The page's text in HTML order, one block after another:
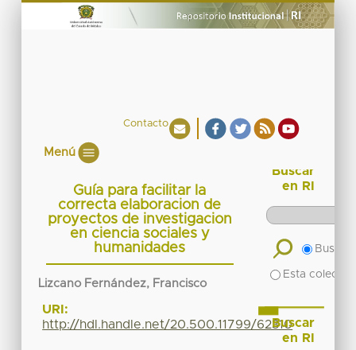
Contacto
Menú
Guía para facilitar la
correcta elaboracion de
proyectos de investigacion
en ciencia sociales y
humanidades
Lizcano Fernández, Francisco
URI:
http://hdl.handle.net/20.500.11799/62310
Buscar
en RI
Buscar
Esta
Buscar
en RI